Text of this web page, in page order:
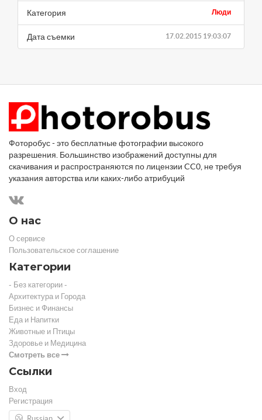
Люди
Категория
17.02.2015 19:03:07
Дата съемки
Фоторобус - это бесплатные фотографии высокого
разрешения. Большинство изображений доступны для
скачивания и распространяются по лицензии CC0, не требуя
указания авторства или каких-либо атрибуций
О нас
О сервисе
Пользовательское соглашение
Категории
- Без категории -
Архитектура и Города
Бизнес и Финансы
Еда и Напитки
Животные и Птицы
Здоровье и Медицина
Смотреть все
Ссылки
Вход
Регистрация